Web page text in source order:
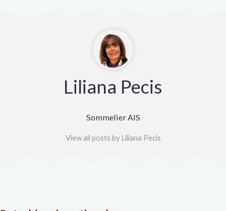
Liliana Pecis
Sommelier AIS
View all posts by Liliana Pecis